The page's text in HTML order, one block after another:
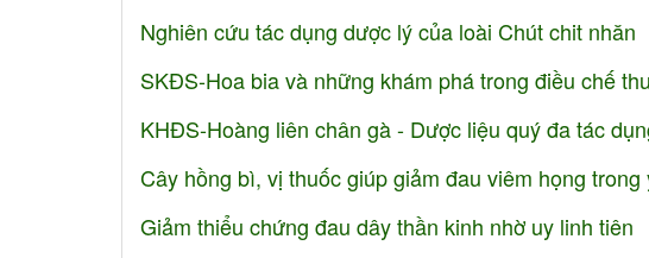
Nghiên cứu tác dụng dược lý của loài Chút chit nhăn
SKĐS-Hoa bia và những khám phá trong điều chế
KHĐS-Hoàng liên chân gà - Dược liệu quý đa tác
Cây hồng bì, vị thuốc giúp giảm đau viêm họng
Giảm thiểu chứng đau dây thần kinh nhờ uy linh tiên